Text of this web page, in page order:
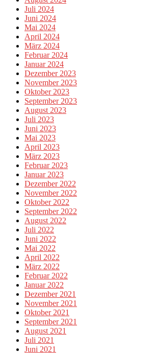
Juli 2024
Juni 2024
Mai 2024
April 2024
März 2024
Februar 2024
Januar 2024
Dezember 2023
November 2023
Oktober 2023
September 2023
August 2023
Juli 2023
Juni 2023
Mai 2023
April 2023
März 2023
Februar 2023
Januar 2023
Dezember 2022
November 2022
Oktober 2022
September 2022
August 2022
Juli 2022
Juni 2022
Mai 2022
April 2022
März 2022
Februar 2022
Januar 2022
Dezember 2021
November 2021
Oktober 2021
September 2021
August 2021
Juli 2021
Juni 2021